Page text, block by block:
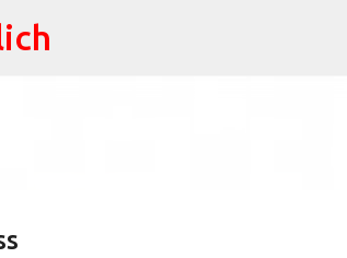
Direkt zum Hauptbereich